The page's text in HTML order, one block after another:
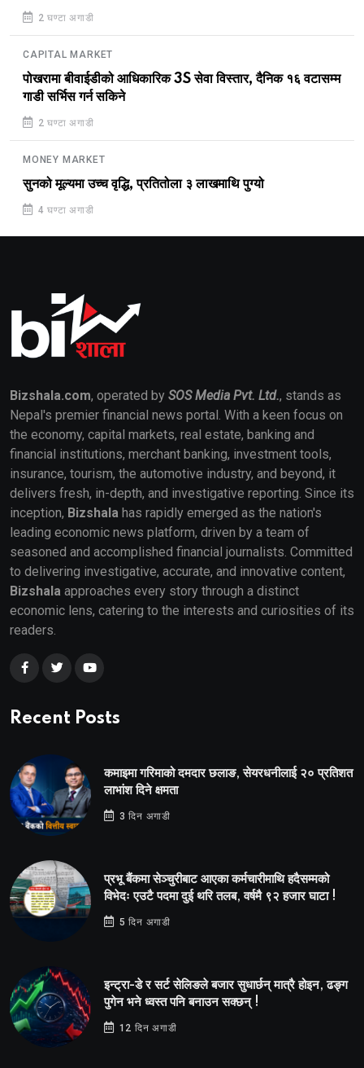
2 घण्टा अगाडी
CAPITAL MARKET
पोखरामा बीवाईडीको आधिकारिक 3S सेवा विस्तार, दैनिक १६ वटासम्म
गाडी सर्भिस गर्न सकिने
2 घण्टा अगाडी
MONEY MARKET
सुनको मूल्यमा उच्च वृद्धि, प्रतितोला ३ लाखमाथि पुग्यो
4 घण्टा अगाडी
Bizshala.com, operated by SOS Media Pvt. Ltd., stands as
Nepal's premier financial news portal. With a keen focus on
the economy, capital markets, real estate, banking and
financial institutions, merchant banking, investment tools,
insurance, tourism, the automotive industry, and beyond, it
delivers fresh, in-depth, and investigative reporting. Since its
inception, Bizshala has rapidly emerged as the nation's
leading economic news platform, driven by a team of
seasoned and accomplished financial journalists. Committed
to delivering investigative, accurate, and innovative content,
Bizshala approaches every story through a distinct
economic lens, catering to the interests and curiosities of its
readers.
Recent Posts
कमाइमा गरिमाको दमदार छलाङ, सेयरधनीलाई २० प्रतिशत
लाभांश दिने क्षमता
3 दिन अगाडी
प्रभू बैंकमा सेञ्चुरीबाट आएका कर्मचारीमाथि हदैसम्मको
विभेदः एउटै पदमा दुई थरि तलब, वर्षमै ९२ हजार घाटा !
5 दिन अगाडी
इन्ट्रा-डे र सर्ट सेलिङले बजार सुधार्छन् मात्रै होइन, ढङ्ग
पुगेन भने ध्वस्त पनि बनाउन सक्छन् !
12 दिन अगाडी